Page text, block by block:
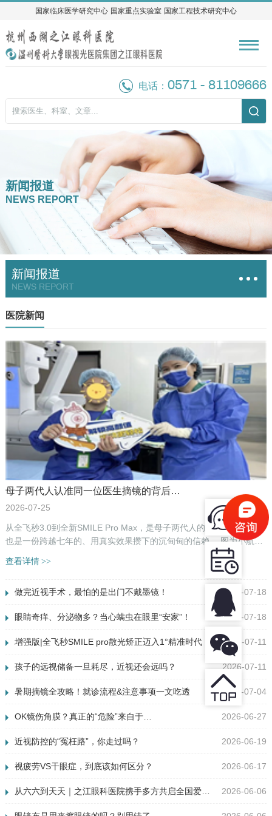
国家临床医学研究中心 国家重点实验室 国家工程技术研究中心
国家临床医学研究中心 国家重点实验室 国家工程技术研究中心
电话：0571 - 81109666
新闻报道
NEWS REPORT
新闻报道
NEWS REPORT
医院新闻
母子两代人认准同一位医生摘镜的背后…
2026-07-25
从全飞秒3.0到全新SMILE Pro Max，是母子两代人的两次摘镜选择，
也是一份跨越七年的、用真实效果攒下的沉甸甸的信赖。 图为小航摘
镜后的母子留影 七年前，小航（化名）妈妈还在被多年近视...
查看详情 >>
2026-07-18
做完近视手术，最怕的是出门不戴墨镜！
2026-07-18
眼睛奇痒、分泌物多？当心螨虫在眼里“安家”！
2026-07-11
增强版|全飞秒SMILE pro散光矫正迈入1°精准时代！
2026-07-11
孩子的远视储备一旦耗尽，近视还会远吗？
2026-07-04
暑期摘镜全攻略！就诊流程&注意事项一文吃透
2026-06-27
OK镜伤角膜？真正的“危险”来自于…
2026-06-19
近视防控的“冤枉路”，你走过吗？
2026-06-17
视疲劳VS干眼症，到底该如何区分？
2026-06-06
从六六到天天｜之江眼科医院携手多方共启全国爱眼日主题活动，点亮光明未来